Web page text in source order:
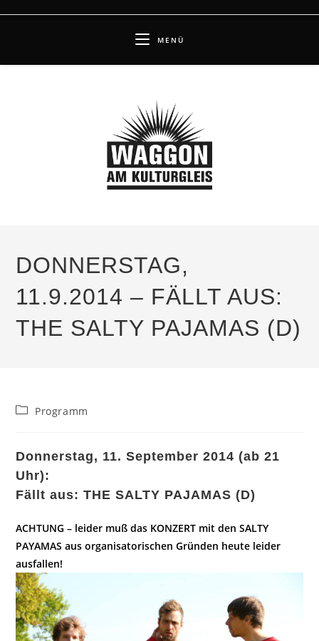
MENÜ
DONNERSTAG,
11.9.2014 – FÄLLT AUS:
THE SALTY PAJAMAS (D)
Beitrags-
Programm
Donnerstag, 11. September 2014 (ab 21
Uhr):
Fällt aus: THE SALTY PAJAMAS (D)
ACHTUNG – leider muß das KONZERT mit den SALTY
PAYAMAS aus organisatorischen Gründen heute leider
ausfallen!